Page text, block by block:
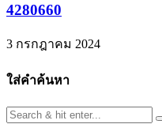
4280660
3 กรกฎาคม 2024
ใส่คำค้นหา